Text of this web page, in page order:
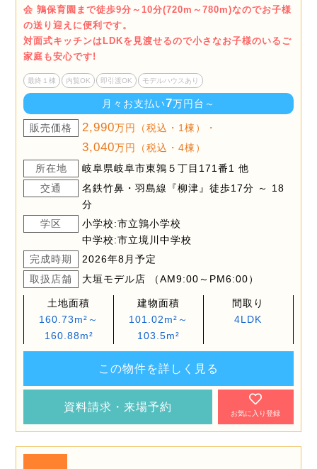
会 鶉保育園まで徒歩9分～10分(720m～780m)なのでお子様
の送り迎えに便利です。
対面式キッチンはLDKを見渡せるので小さなお子様のいるご
家庭も安心です!
最終１棟 内覧OK 即引渡OK モデルハウスあり
月々お支払い7万円台～
販売価格 2,990万円（税込・1棟）・
3,040万円（税込・4棟）
所在地
岐阜県岐阜市東鶉５丁目171番1 他
交通
名鉄竹鼻・羽島線『柳津』徒歩17分 ～ 18
分
学区
小学校:市立鶉小学校
中学校:市立境川中学校
完成時期
2026年8月予定
取扱店舗
大垣モデル店 （AM9:00～PM6:00）
土地面積
160.73m²～
160.88m²
建物面積
101.02m²～
103.5m²
間取り
4LDK
この物件を詳しく見る
資料請求・来場予約
お気に入り登録